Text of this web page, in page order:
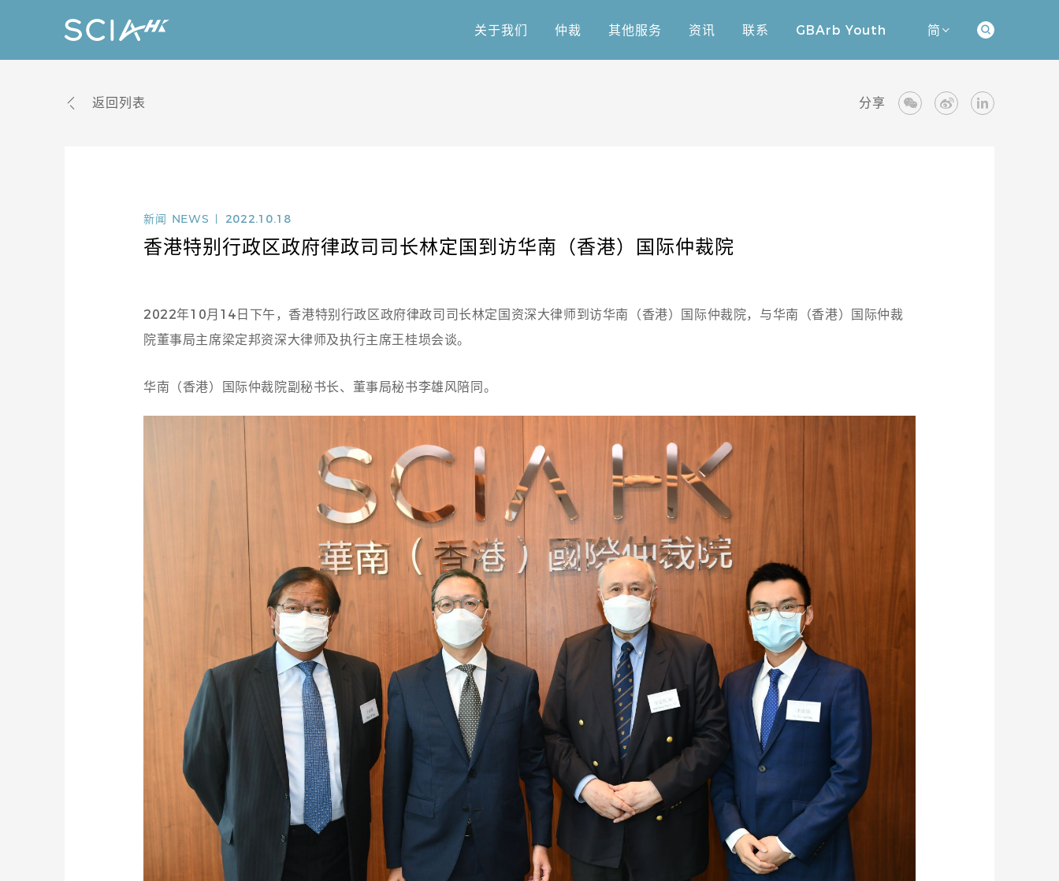
关于我们
仲裁
其他服务
资讯
联系
GBArb Youth
简
返回列表 分享
新闻 NEWS 2022.10.18
香港特别行政区政府律政司司长林定国到访华南（香港）国际仲裁院
2022年10月14日下午，香港特别行政区政府律政司司长林定国资深大律师到访华南（香港）国际仲裁院，与华南（香港）国际仲裁
院董事局主席梁定邦资深大律师及执行主席王桂埙会谈。
华南（香港）国际仲裁院副秘书长、董事局秘书李雄风陪同。